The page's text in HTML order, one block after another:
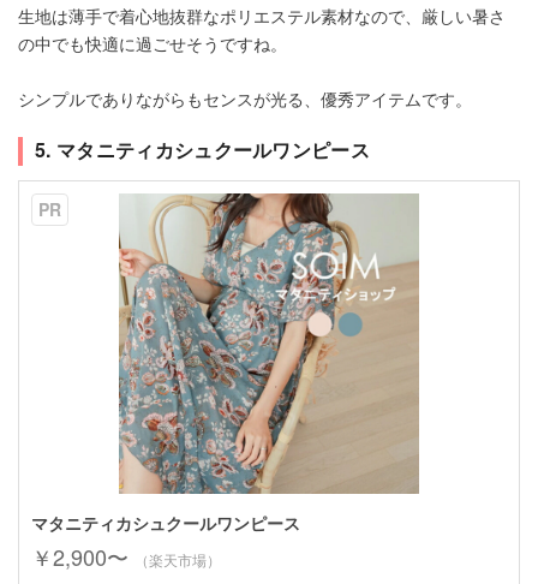
生地は薄手で着心地抜群なポリエステル素材なので、厳しい暑さ
の中でも快適に過ごせそうですね。
シンプルでありながらもセンスが光る、優秀アイテムです。
5. マタニティカシュクールワンピース
PR
マタニティカシュクールワンピース
￥2,900〜
（楽天市場）